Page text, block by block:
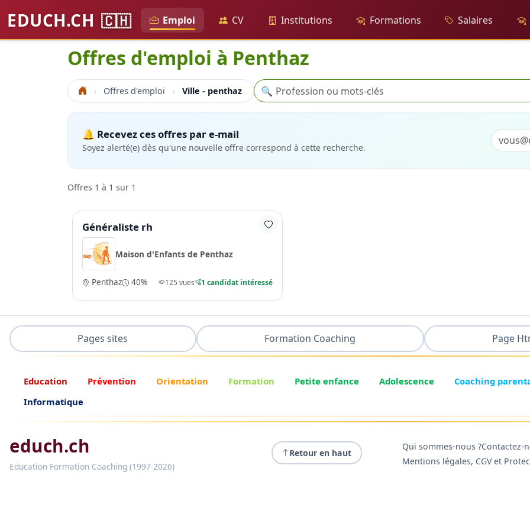
EDUCH.CH 🇨🇭 Emploi CV Institutions Formations Salaires
Offres d'emploi à Penthaz
Accueil Offres d'emploi Ville - penthaz Recherche
🔍
🔔 Recevez ces offres par e-mail
Soyez alerté(e) dès qu'une nouvelle offre correspond à cette recherche.
Offres 1 à 1 sur 1
Généraliste rh
Maison d'Enfants de Penthaz
Penthaz 40% 125 vues 1 candidat intéressé
Pages sites Formation Coaching Page
Education Prévention Orientation Formation Petite enfance Adolescence Coaching
Informatique
educh.ch
Education Formation Coaching (1997-2026)
Retour en haut
Qui sommes-nous ?Contactez-
Mentions légales, CGV et